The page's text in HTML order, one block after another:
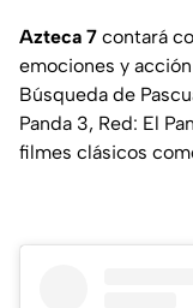
Azteca 7 contará
emociones y
Búsqueda de
Panda 3, Red: El
filmes clásicos